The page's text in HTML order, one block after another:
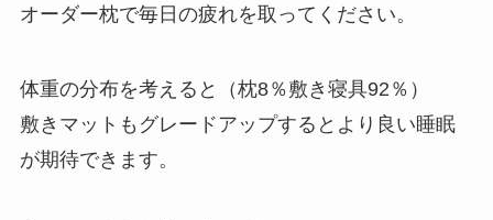
オーダー枕で毎日の疲れを取ってください。
体重の分布を考えると（枕8％敷き寝具92％）
敷きマットもグレードアップするとより良い睡眠
が期待できます。